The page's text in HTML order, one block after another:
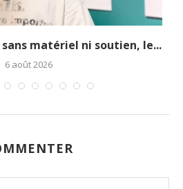
matériel ni soutien, le...
6 août 2026